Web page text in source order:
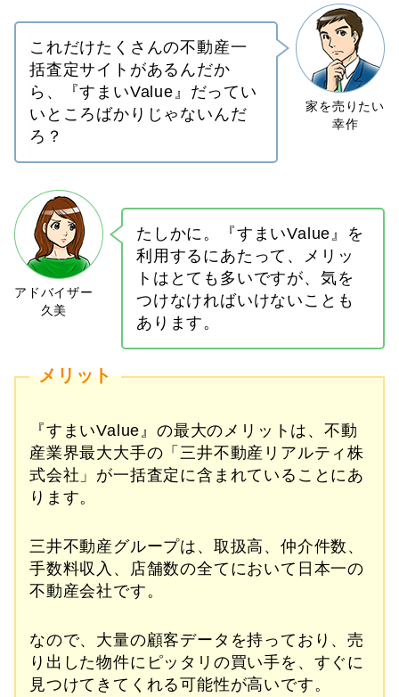
これだけたくさんの不動産一
括査定サイトがあるんだか
ら、『すまいValue』だってい
いところばかりじゃないんだ
ろ？
たしかに。『すまいValue』を
利用するにあたって、メリッ
トはとても多いですが、気を
つけなければいけないことも
あります。
メリット
『すまいValue』の最大のメリットは、不動
産業界最大大手の「三井不動産リアルティ株
式会社」が一括査定に含まれていることにあ
ります。
三井不動産グループは、取扱高、仲介件数、
手数料収入、店舗数の全てにおいて日本一の
不動産会社です。
なので、大量の顧客データを持っており、売
り出した物件にピッタリの買い手を、すぐに
見つけてきてくれる可能性が高いです。